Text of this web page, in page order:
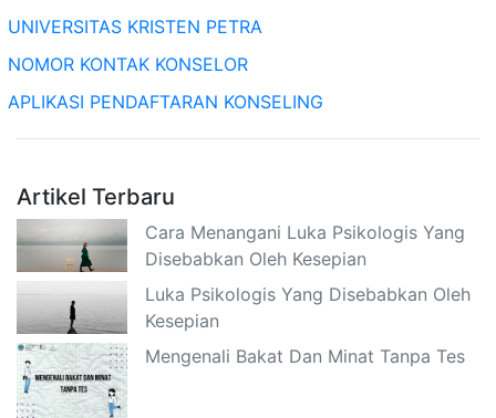
UNIVERSITAS KRISTEN PETRA
NOMOR KONTAK KONSELOR
APLIKASI PENDAFTARAN KONSELING
Artikel Terbaru
Cara Menangani Luka Psikologis Yang
Disebabkan Oleh Kesepian
Luka Psikologis Yang Disebabkan Oleh
Kesepian
Mengenali Bakat Dan Minat Tanpa Tes